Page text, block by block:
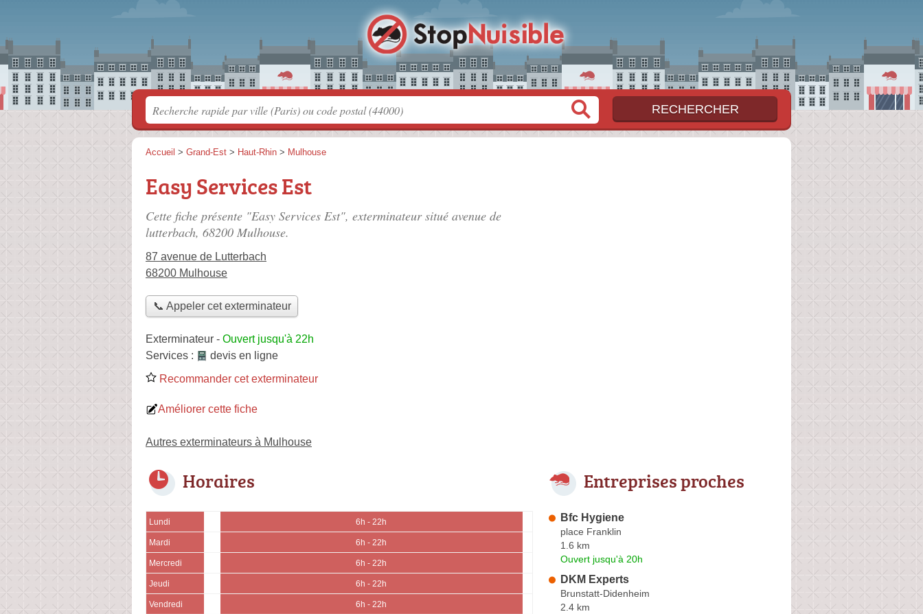
Accueil > Grand-Est > Haut-Rhin > Mulhouse
Easy Services Est
Cette fiche présente "Easy Services Est", exterminateur situé avenue de
lutterbach, 68200 Mulhouse.
87 avenue de Lutterbach
68200 Mulhouse
📞 Appeler cet exterminateur
Exterminateur - Ouvert jusqu'à 22h
Services :
devis en ligne
Recommander cet exterminateur
Améliorer cette fiche
Autres exterminateurs à Mulhouse
Horaires
Lundi 6h - 22h
Mardi 6h - 22h
Mercredi 6h - 22h
Jeudi 6h - 22h
Vendredi 6h - 22h
Entreprises proches
Bfc Hygiene
place Franklin
1.6 km
Ouvert jusqu'à 20h
DKM Experts
Brunstatt-Didenheim
2.4 km